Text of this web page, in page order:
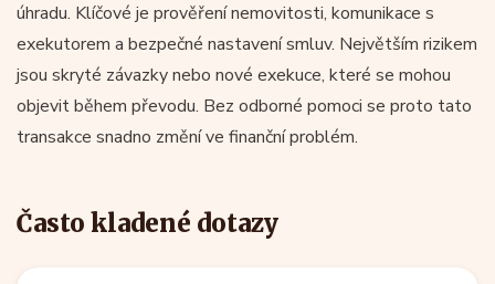
úhradu. Klíčové je prověření nemovitosti, komunikace s
exekutorem a bezpečné nastavení smluv. Největším rizikem
jsou skryté závazky nebo nové exekuce, které se mohou
objevit během převodu. Bez odborné pomoci se proto tato
transakce snadno změní ve finanční problém.
Často kladené dotazy